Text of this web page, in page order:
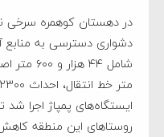
در دهستان کوهمره سرخی
دشواری دسترسی به منابع
ایستگاه‌های پمپاژ اجرا
روستاهای این منطقه